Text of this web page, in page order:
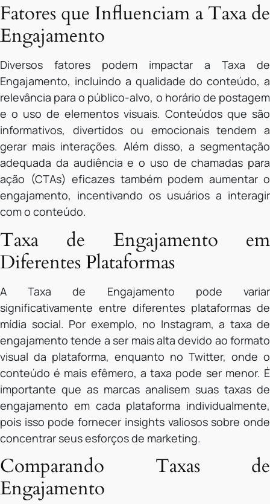
Fatores que Influenciam a Taxa de
Engajamento
Diversos fatores podem impactar a Taxa de
Engajamento, incluindo a qualidade do conteúdo, a
relevância para o público-alvo, o horário de postagem
e o uso de elementos visuais. Conteúdos que são
informativos, divertidos ou emocionais tendem a
gerar mais interações. Além disso, a segmentação
adequada da audiência e o uso de chamadas para
ação (CTAs) eficazes também podem aumentar o
engajamento, incentivando os usuários a interagir
com o conteúdo.
Taxa de Engajamento em
Diferentes Plataformas
A Taxa de Engajamento pode variar
significativamente entre diferentes plataformas de
mídia social. Por exemplo, no Instagram, a taxa de
engajamento tende a ser mais alta devido ao formato
visual da plataforma, enquanto no Twitter, onde o
conteúdo é mais efêmero, a taxa pode ser menor. É
importante que as marcas analisem suas taxas de
engajamento em cada plataforma individualmente,
pois isso pode fornecer insights valiosos sobre onde
concentrar seus esforços de marketing.
Comparando Taxas de
Engajamento